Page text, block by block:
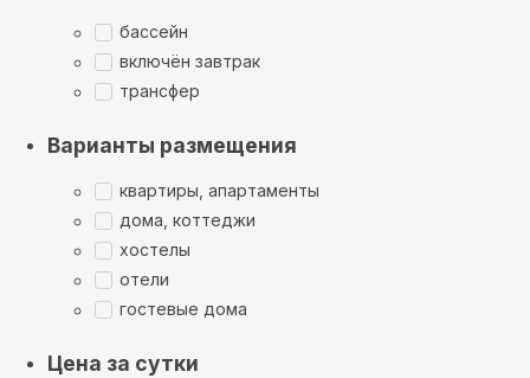
бассейн
включён завтрак
трансфер
Варианты размещения
квартиры, апартаменты
дома, коттеджи
хостелы
отели
гостевые дома
Цена за сутки